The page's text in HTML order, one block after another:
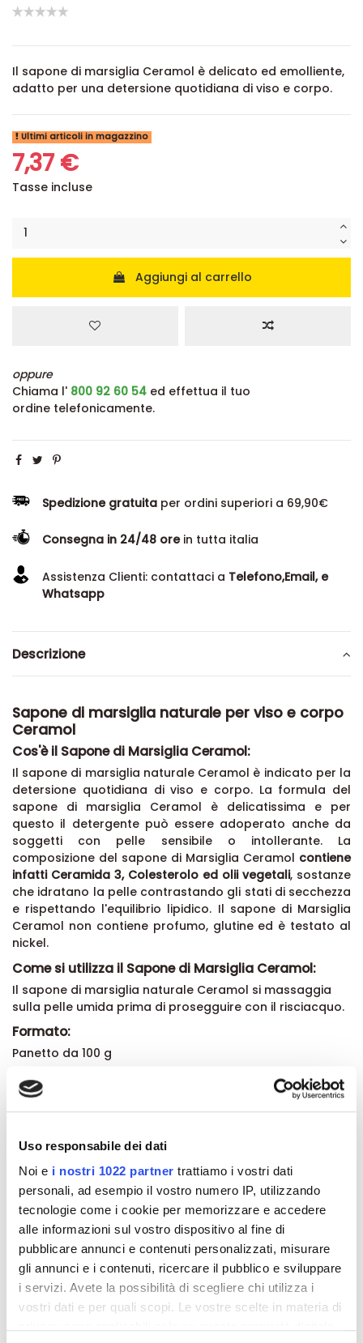
Uso responsabile dei dati
Noi e i nostri 1022 partner trattiamo i vostri dati
personali, ad esempio il vostro numero IP, utilizzando
tecnologie come i cookie per memorizzare e accedere
alle informazioni sul vostro dispositivo al fine di
pubblicare annunci e contenuti personalizzati, misurare
gli annunci e i contenuti, ricercare il pubblico e sviluppare
i servizi. Avete la possibilità di scegliere chi utilizza i
vostri dati e per quali scopi. Le vostre scelte in materia di
Il sapone di marsiglia Ceramol è delicato ed emolliente,
adatto per una detersione quotidiana di viso e corpo.
Ultimi articoli in magazzino
7,37 €
Tasse incluse
Aggiungi al carrello
oppure
Chiama l' 800 92 60 54 ed effettua il tuo
ordine telefonicamente.
Spedizione gratuita per ordini superiori a 69,90€
Consegna in 24/48 orein tutta italia
Assistenza Clienti: contattaci a Telefono,Email, e
Whatsapp
Descrizione
Sapone di marsiglia naturale per viso e corpo
Ceramol
Cos'è il Sapone di Marsiglia Ceramol:
Il sapone di marsiglia naturale Ceramol è indicato per la
detersione quotidiana di viso e corpo. La formula del
sapone di marsiglia Ceramol è delicatissima e per
questo il detergente può essere adoperato anche da
soggetti con pelle sensibile o intollerante. La
composizione del sapone di Marsiglia Ceramol contiene
infatti Ceramida 3, Colesterolo ed olii vegetali, sostanze
che idratano la pelle contrastando gli stati di secchezza
e rispettando l'equilibrio lipidico. Il sapone di Marsiglia
Ceramol non contiene profumo, glutine ed è testato al
nickel.
Come si utilizza il Sapone di Marsiglia Ceramol:
Il sapone di marsiglia naturale Ceramol si massaggia
sulla pelle umida prima di prosegguire con il risciacquo.
Formato:
Panetto da 100 g
Dettagli del prodotto
Recensioni
Altri prodotti che potrebbero
interessarti